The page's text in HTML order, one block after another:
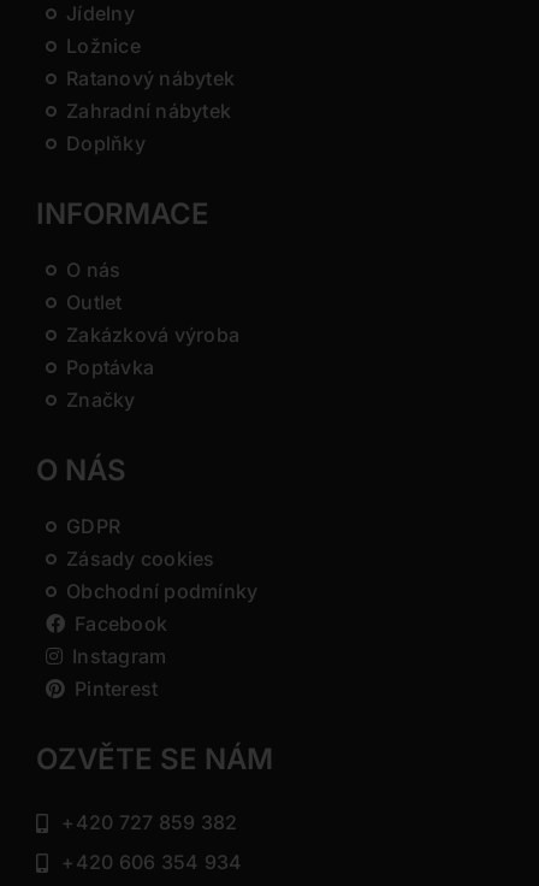
Jídelny
Ložnice
Ratanový nábytek
Zahradní nábytek
Doplňky
INFORMACE
O nás
Outlet
Zakázková výroba
Poptávka
Značky
O NÁS
GDPR
Zásady cookies
Obchodní podmínky
Facebook
Instagram
Pinterest
OZVĚTE SE NÁM
+420 727 859 382
+420 606 354 934